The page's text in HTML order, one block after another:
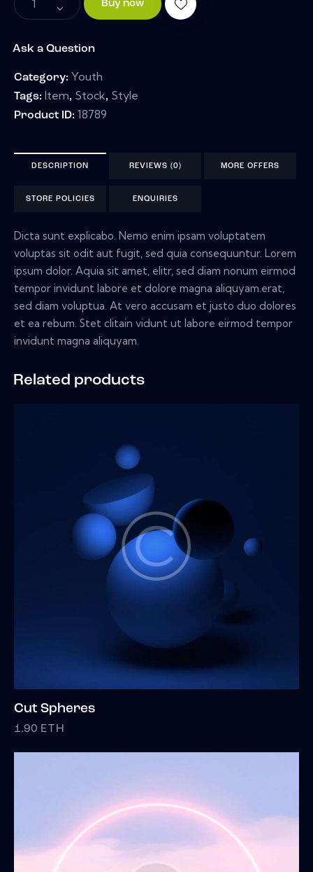
Buy now
Ask a Question
Category: Youth
Tags: Item, Stock, Style
Product ID: 18789
DESCRIPTION REVIEWS (0) MORE OFFERS
STORE POLICIES ENQUIRIES
Dicta sunt explicabo. Nemo enim ipsam voluptatem
voluptas sit odit aut fugit, sed quia consequuntur. Lorem
ipsum dolor. Aquia sit amet, elitr, sed diam nonum eirmod
tempor invidunt labore et dolore magna aliquyam.erat,
sed diam voluptua. At vero accusam et justo duo dolores
et ea rebum. Stet clitain vidunt ut labore eirmod tempor
invidunt magna aliquyam.
Related products
Cut Spheres
1.90 ETH